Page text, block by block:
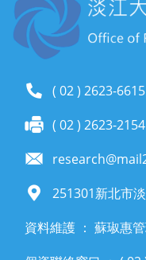
( 02 ) 2623-6615
( 02 ) 2623-2154
251301新北市
資料維護 ： 蘇琡惠